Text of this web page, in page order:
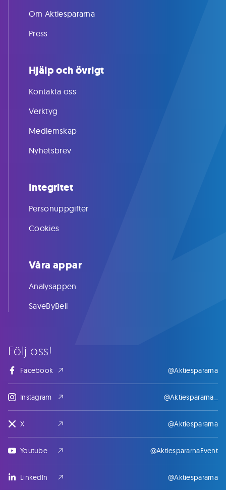
Följ oss!
Facebook @Aktiespararna
Instagram @Aktiespararna_
X @Aktiespararna
Youtube @AktiespararnaEvent
LinkedIn @Aktiespararna
Om Aktiespararna
Press
Hjälp och övrigt
Kontakta oss
Verktyg
Medlemskap
Nyhetsbrev
Integritet
Personuppgifter
Cookies
Våra appar
Analysappen
SaveByBell